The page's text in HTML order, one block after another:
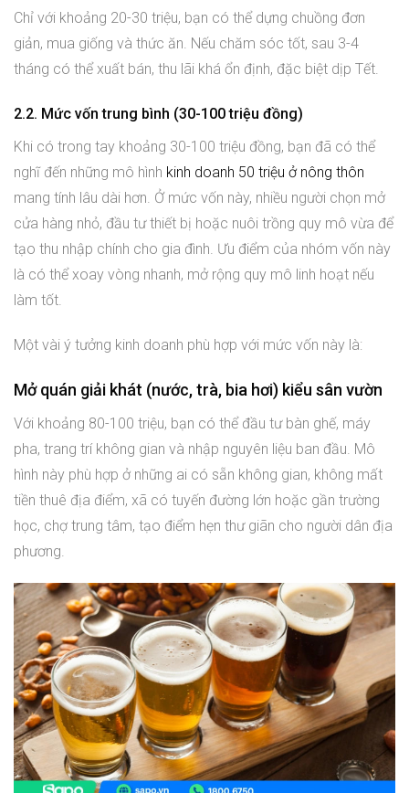
Chỉ với khoảng 20-30 triệu, bạn có thể dựng chuồng đơn
giản, mua giống và thức ăn. Nếu chăm sóc tốt, sau 3-4
tháng có thể xuất bán, thu lãi khá ổn định, đặc biệt dịp Tết.
2.2. Mức vốn trung bình (30-100 triệu đồng)
Khi có trong tay khoảng 30-100 triệu đồng, bạn đã có thể
nghĩ đến những mô hình kinh doanh 50 triệu ở nông thôn
mang tính lâu dài hơn. Ở mức vốn này, nhiều người chọn mở
cửa hàng nhỏ, đầu tư thiết bị hoặc nuôi trồng quy mô vừa để
tạo thu nhập chính cho gia đình. Ưu điểm của nhóm vốn này
là có thể xoay vòng nhanh, mở rộng quy mô linh hoạt nếu
làm tốt.
Một vài ý tưởng kinh doanh phù hợp với mức vốn này là:
Mở quán giải khát (nước, trà, bia hơi) kiểu sân vườn
Với khoảng 80-100 triệu, bạn có thể đầu tư bàn ghế, máy
pha, trang trí không gian và nhập nguyên liệu ban đầu. Mô
hình này phù hợp ở những ai có sẵn không gian, không mất
tiền thuê địa điểm, xã có tuyến đường lớn hoặc gần trường
học, chợ trung tâm, tạo điểm hẹn thư giãn cho người dân địa
phương.